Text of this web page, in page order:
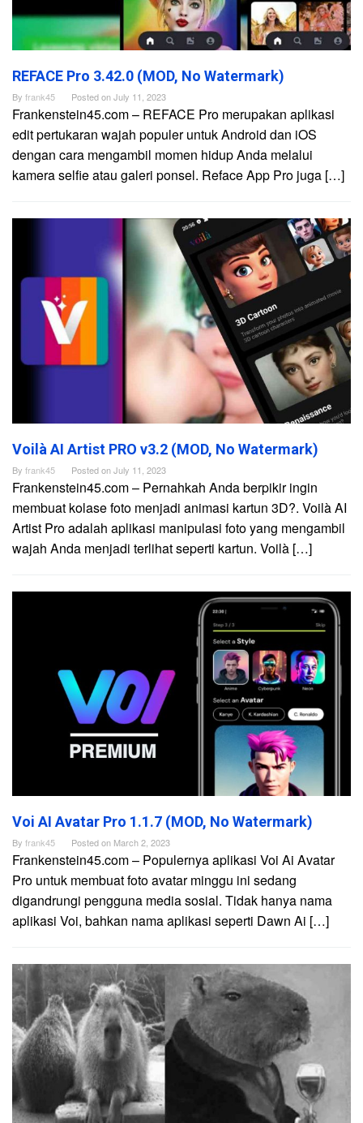
REFACE Pro 3.42.0 (MOD, No Watermark)
By frank45 Posted onJuly 11, 2023
Frankenstein45.com – REFACE Pro merupakan aplikasi
edit pertukaran wajah populer untuk Android dan iOS
dengan cara mengambil momen hidup Anda melalui
kamera selfie atau galeri ponsel. Reface App Pro juga […]
Voilà AI Artist PRO v3.2 (MOD, No Watermark)
By frank45 Posted onJuly 11, 2023
Frankenstein45.com – Pernahkah Anda berpikir ingin
membuat kolase foto menjadi animasi kartun 3D?. Voilà AI
Artist Pro adalah aplikasi manipulasi foto yang mengambil
wajah Anda menjadi terlihat seperti kartun. Voilà […]
Voi AI Avatar Pro 1.1.7 (MOD, No Watermark)
By frank45 Posted on March 2, 2023
Frankenstein45.com – Populernya aplikasi Voi Ai Avatar
Pro untuk membuat foto avatar minggu ini sedang
digandrungi pengguna media sosial. Tidak hanya nama
aplikasi Voi, bahkan nama aplikasi seperti Dawn Ai […]